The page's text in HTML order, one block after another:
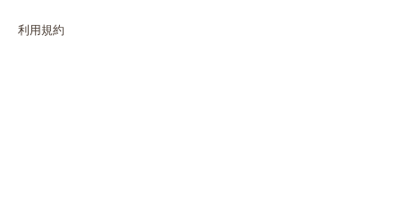
利用規約